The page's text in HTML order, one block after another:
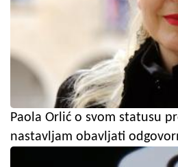
Paola Orlić o svom statusu
nastavljam obavljati